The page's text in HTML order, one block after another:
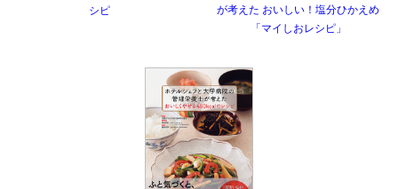
シピ
が考えた おいしい！塩分ひかえめ
「マイしおレシピ」